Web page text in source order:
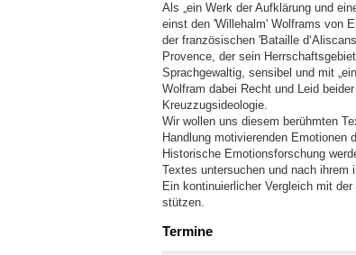
Als „ein Werk der Aufklärung und
einst den 'Willehalm' Wolframs von
der französischen 'Bataille
Provence, der sein
Sprachgewaltig, sensibel und mit
Wolfram dabei Recht und Leid
Kreuzzugsideologie.
Wir wollen uns diesem berühmten
Handlung motivierenden Emotionen
Historische Emotionsforschung
Textes untersuchen und nach ihrem
Ein kontinuierlicher Vergleich mit
stützen.
Termine